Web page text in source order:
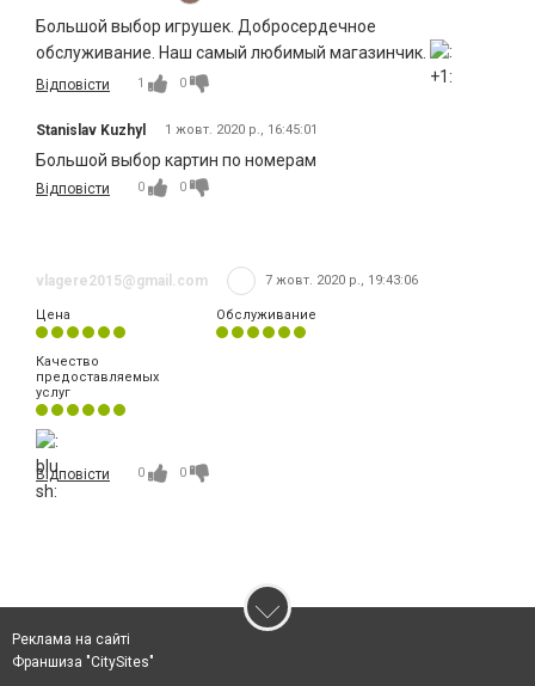
Большой выбор игрушек. Добросердечное
обслуживание. Наш самый любимый магазинчик.
Відповісти 1 0
Stanislav Kuzhyl 1 жовт. 2020 р., 16:45:01
Большой выбор картин по номерам
Відповісти 0 0
vlagere2015@gmail.com 7 жовт. 2020 р., 19:43:06
Цена Обслуживание
Качество
предоставляемых
услуг
Відповісти 0 0
Реклама на сайті
Франшиза "CitySites"